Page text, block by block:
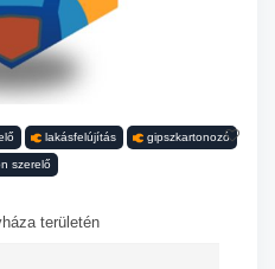
lakásfelújítás gipszkartonozó
szerelő
területén